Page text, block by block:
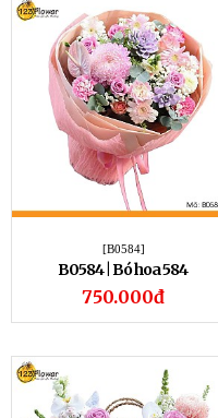
[B0584]
B0584 | Bó hoa 584
750.000đ